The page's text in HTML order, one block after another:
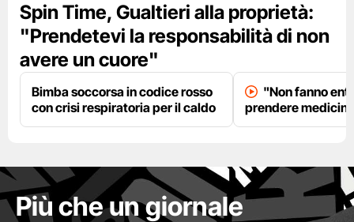
Spin Time, Gualtieri alla proprietà:
"Prendetevi la responsabilità di non
avere un cuore"
Bimba soccorsa in codice rosso
con crisi respiratoria per il caldo
"Non fanno
prendere
Più che un giornale